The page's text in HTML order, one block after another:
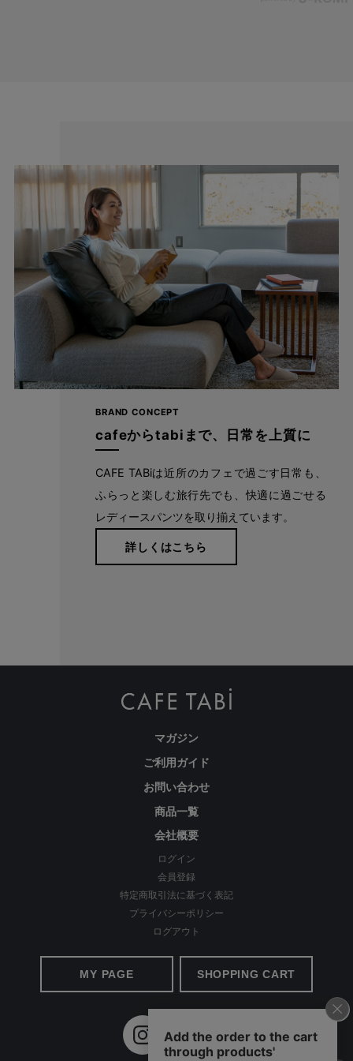
自分に似合うものを知っている人、年齢を重ねるごとに輝く
日常と分けず、近所のカフェで過ごす日常も、ふらっと楽し
む旅行先でも、快適に過ごすための商品づくりを目指してい
本物のスタンダードを
経験を積み重ねた人にしか分からない“本物のスタンダー
ド”があるとすればそれはこんな形なのかもしれません。忙
しい毎日をおくる全ての女性にもっと軽やかに、もっと自分
らしくオシャレを楽しんでいただければ嬉しいです。
美しく、はきやすく、長く使える
BRAND CONCEPT
cafeからtabiまで、日常を上質に
CAFE TABiは近所のカフェで過ごす日常も、
ふらっと楽しむ旅行先でも、快適に過ごせる
レディースパンツを取り揃えています。
詳しくはこちら
マガジン
ご利用ガイド
お問い合わせ
商品一覧
会社概要
ログイン
会員登録
特定商取引法に基づく表記
プライバシーポリシー
ログアウト
MY PAGE SHOPPING CART